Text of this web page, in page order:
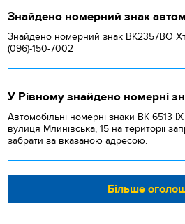
Знайдено номерний знак
Знайдено номерний знак ВК2357ВО
(096)-150-7002
У Рівному знайдено номерні
Автомобільні номерні знаки BK 6513
вулиця Млинівська, 15 на території
забрати за вказаною адресою.
Більше